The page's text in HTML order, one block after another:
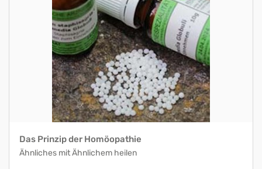
Das Prinzip der Homöopathie
Ähnliches mit Ähnlichem heilen